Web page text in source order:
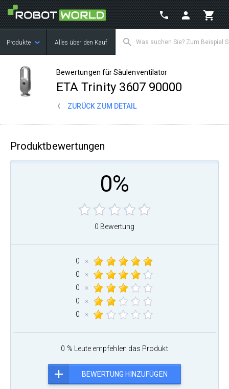
Produkte Alles über den Kauf
Bewertungen für Säulenventilator
ETA Trinity 3607 90000
ZURÜCK ZUM DETAIL
Produktbewertungen
0%
0 Bewertung
0
×
0
×
0
×
0
×
0
×
0 % Leute empfehlen das Produkt
BEWERTUNG HINZUFÜGEN